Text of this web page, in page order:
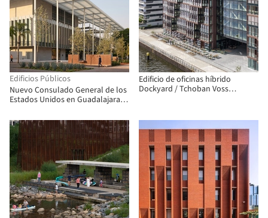
Edificios Públicos
Nuevo Consulado General de los
Estados Unidos en Guadalajara /
Edificio de oficinas híbrido
Dockyard / Tchoban Voss